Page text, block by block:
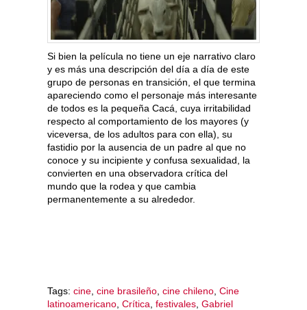
Si bien la película no tiene un eje narrativo claro
y es más una descripción del día a día de este
grupo de personas en transición, el que termina
apareciendo como el personaje más interesante
de todos es la pequeña Cacá, cuya irritabilidad
respecto al comportamiento de los mayores (y
viceversa, de los adultos para con ella), su
fastidio por la ausencia de un padre al que no
conoce y su incipiente y confusa sexualidad, la
convierten en una observadora crítica del
mundo que la rodea y que cambia
permanentemente a su alrededor.
Tags: cine cine brasileño cine chileno Cine
latinoamericano Crítica festivales Gabriel